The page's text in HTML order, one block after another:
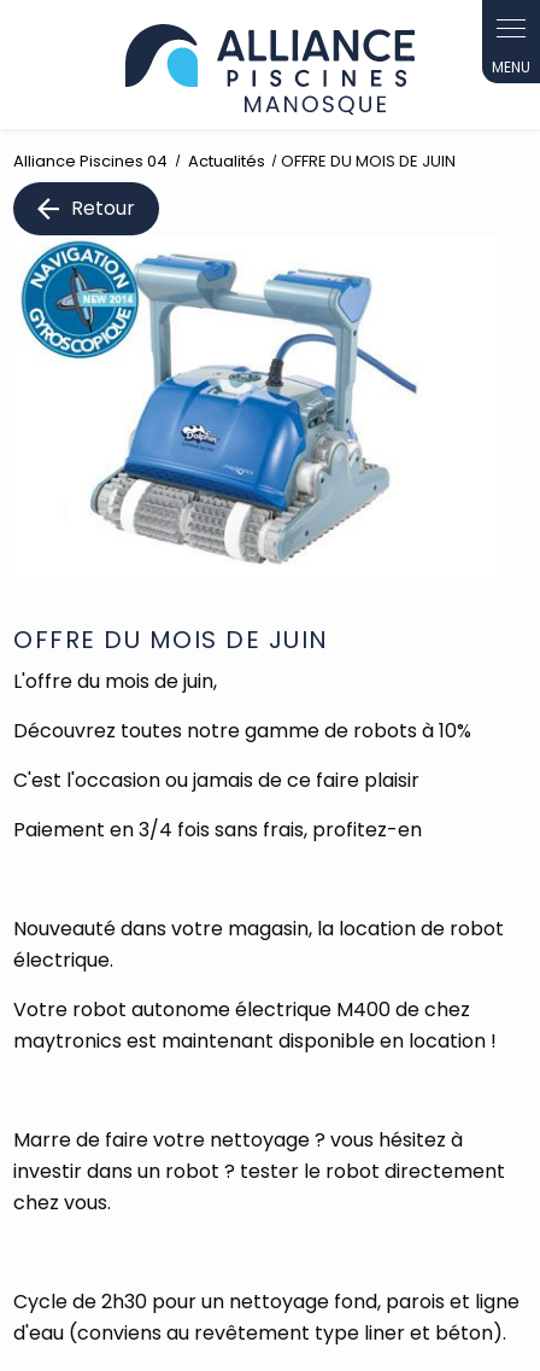
Alliance Piscines 04 Actualités OFFRE DU MOIS DE JUIN
Retour
OFFRE DU MOIS DE JUIN
L'offre du mois de juin,
Découvrez toutes notre gamme de robots à 10%
C'est l'occasion ou jamais de ce faire plaisir
Paiement en 3/4 fois sans frais, profitez-en
Nouveauté dans votre magasin, la location de robot
électrique.
Votre robot autonome électrique M400 de chez
maytronics est maintenant disponible en location !
Marre de faire votre nettoyage ? vous hésitez à
investir dans un robot ? tester le robot directement
chez vous.
Cycle de 2h30 pour un nettoyage fond, parois et ligne
d'eau (conviens au revêtement type liner et béton).